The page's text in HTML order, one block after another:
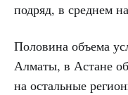
подряд, в среднем
Половина объема
Алматы, в Астане
на остальные